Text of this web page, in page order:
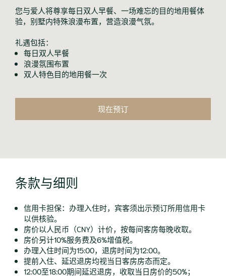
您与爱人将尊享每日双人早餐、一场难忘的目的地用餐体
验，别墅内特殊浪漫布置，营造浪漫气氛。
礼遇包括：
每日双人早餐
浪漫氛围布置
双人特色目的地用餐一次
现在预订
条款与细则
信用卡担保：办理入住时，宾客须出示预订所用信用卡
以供核验。
房价以人民币（CNY）计价，按每间客房每晚收取。
房价另计10%服务费及6%增值税。
办理入住时间为15:00，退房时间为12:00。
提前入住、延迟退房均视当日客房房态而定。
12:00至18:00期间延迟退房，收取当日房价的50%；